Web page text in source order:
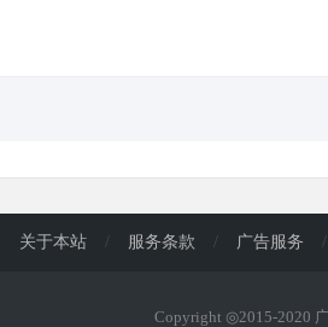
关于本站 / 服务条款 / 广告服务 /
Copyright ◎2015-2020